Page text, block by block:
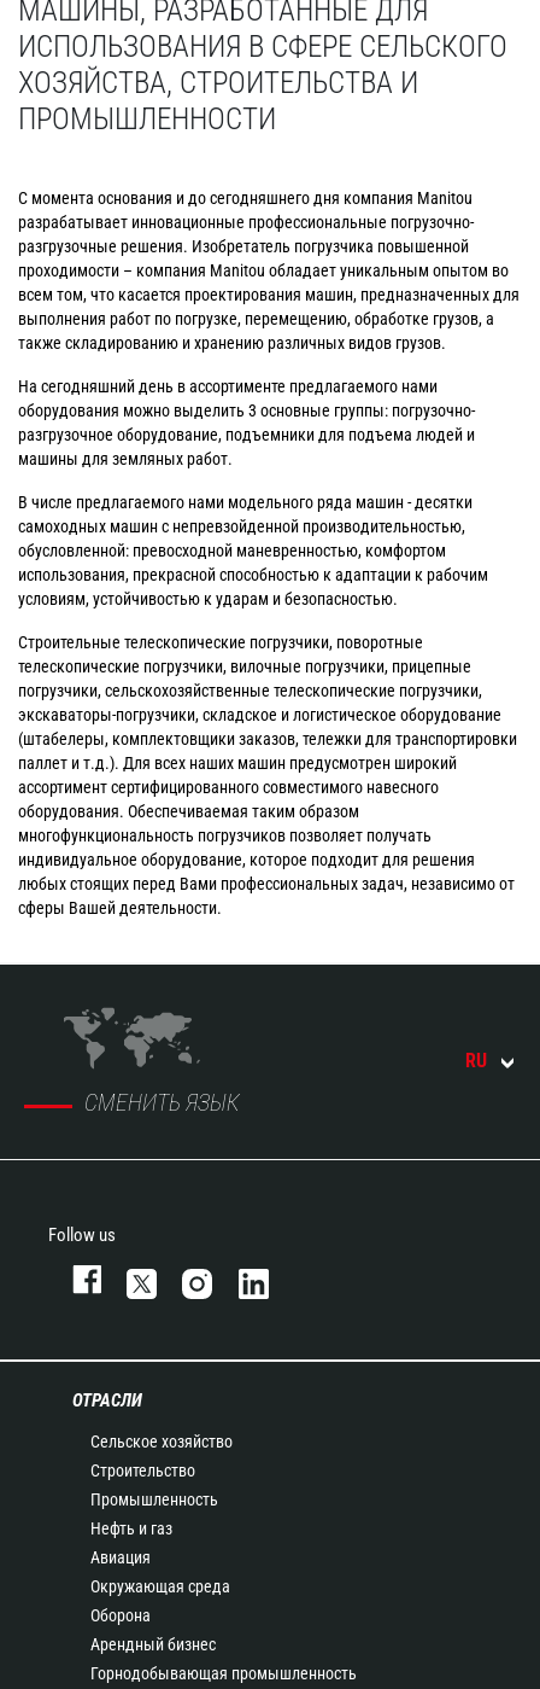
МАШИНЫ, РАЗРАБОТАННЫЕ ДЛЯ
ИСПОЛЬЗОВАНИЯ В СФЕРЕ СЕЛЬСКОГО
ХОЗЯЙСТВА, СТРОИТЕЛЬСТВА И
ПРОМЫШЛЕННОСТИ
С момента основания и до сегодняшнего дня компания Manitou
разрабатывает инновационные профессиональные погрузочно-
разгрузочные решения. Изобретатель погрузчика повышенной
проходимости – компания Manitou обладает уникальным опытом во
всем том, что касается проектирования машин, предназначенных для
выполнения работ по погрузке, перемещению, обработке грузов, а
также складированию и хранению различных видов грузов.
На сегодняшний день в ассортименте предлагаемого нами
оборудования можно выделить 3 основные группы: погрузочно-
разгрузочное оборудование, подъемники для подъема людей и
машины для земляных работ.
В числе предлагаемого нами модельного ряда машин - десятки
самоходных машин с непревзойденной производительностью,
обусловленной: превосходной маневренностью, комфортом
использования, прекрасной способностью к адаптации к рабочим
условиям, устойчивостью к ударам и безопасностью.
Строительные телескопические погрузчики, поворотные
телескопические погрузчики, вилочные погрузчики, прицепные
погрузчики, сельскохозяйственные телескопические погрузчики,
экскаваторы-погрузчики, складское и логистическое оборудование
(штабелеры, комплектовщики заказов, тележки для транспортировки
паллет и т.д.). Для всех наших машин предусмотрен широкий
ассортимент сертифицированного совместимого навесного
оборудования. Обеспечиваемая таким образом
многофункциональность погрузчиков позволяет получать
индивидуальное оборудование, которое подходит для решения
любых стоящих перед Вами профессиональных задач, независимо от
сферы Вашей деятельности.
СМЕНИТЬ ЯЗЫК
RU
Follow us
ОТРАСЛИ
Сельское хозяйство
Строительство
Промышленность
Нефть и газ
Авиация
Окружающая среда
Оборона
Арендный бизнес
Горнодобывающая промышленность